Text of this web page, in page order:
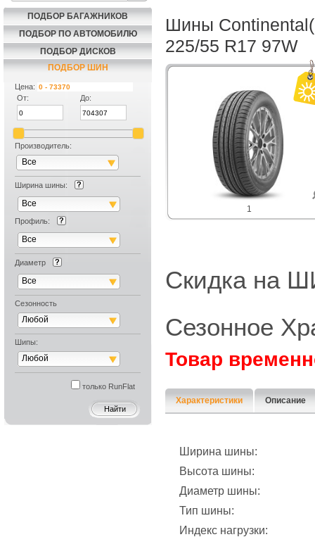
ПОДБОР БАГАЖНИКОВ
ПОДБОР ПО АВТОМОБИЛЮ
ПОДБОР ДИСКОВ
ПОДБОР ШИН
Цена:
От:
До:
Производитель:
Все
Ширина шины:
Все
Профиль:
Все
Диаметр
Все
Сезонность
Любой
Шипы:
Любой
только RunFlat
Шины
225/55 R17 97W
1
Скидка на
Сезонное
Товар
Характеристики Описание
Ширина шины:
Высота шины:
Диаметр шины:
Тип шины:
Индекс нагрузки: